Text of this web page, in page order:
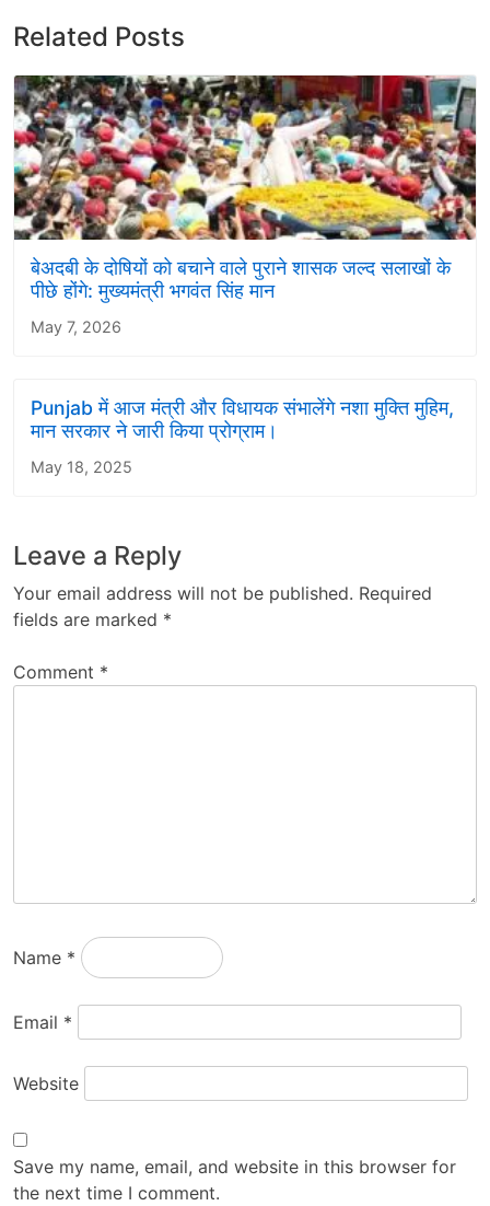
Related Posts
बेअदबी के दोषियों को बचाने वाले पुराने शासक जल्द सलाखों के
पीछे होंगे: मुख्यमंत्री भगवंत सिंह मान
May 7, 2026
Punjab में आज मंत्री और विधायक संभालेंगे नशा मुक्ति मुहिम,
मान सरकार ने जारी किया प्रोग्राम।
May 18, 2025
Leave a Reply
Your email address will not be published. Required
fields are marked *
Comment *
Name *
Email *
Website
Save my name, email, and website in this browser for
the next time I comment.